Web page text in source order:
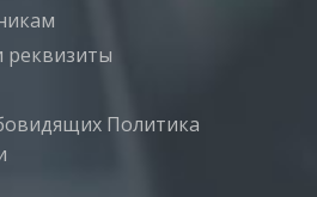
реквизиты
Политика